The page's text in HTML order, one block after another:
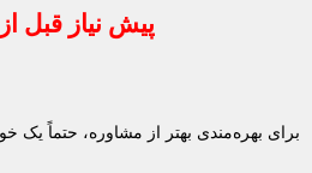
پیش نیاز قبل
برای بهره‌مندی بهتر از مشاوره، حتماً یک